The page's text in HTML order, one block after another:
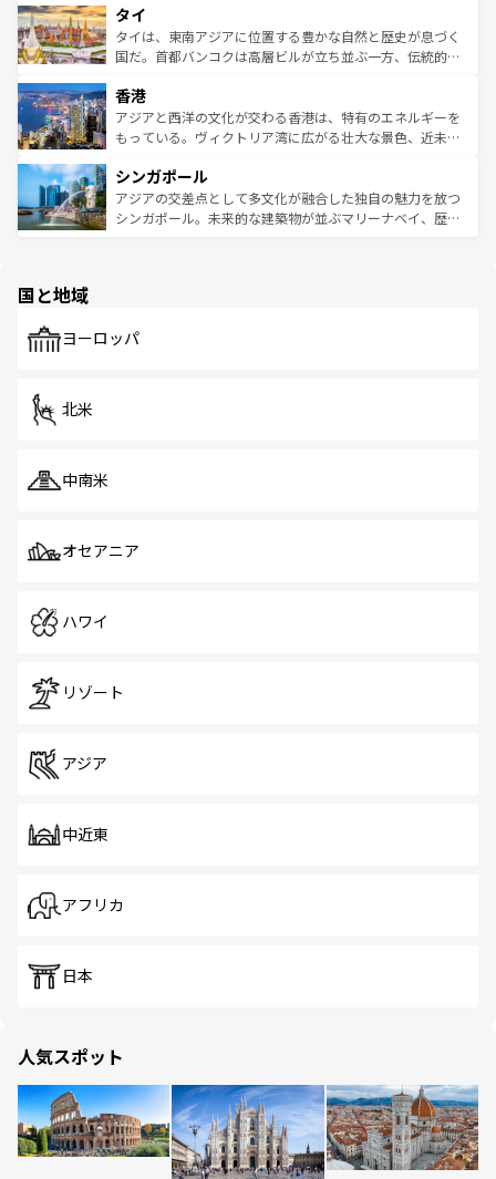
リティに包まれながら、韓国の多彩な魅力を心ゆくまで味
わってみてほしい。 なお、新着の韓国情報はコンテンツ一
覧を参照してほしい。
急速な発展と共に伝統が息づく。ハノイの古い町並みやホ
ーチミン市のフランス統治時代の建物も、独特の雰囲気を
醸し出している。また、バラエティの豊かさとおいしさで
とつ。フォーやバインミー、ベトナムコーヒーなどは、ぜ
ひ現地で味わいたい。どの地域を訪れてもあたたかい人々
が旅行者を迎えてくれるので、きっと忘れられない旅にな
参照してほしい。
タイ
タイは、東南アジアに位置する豊かな自然と歴史が息づく
国だ。首都バンコクは高層ビルが立ち並ぶ一方、伝統的な
の活気が交差している。北部ではチェンマイなどの山岳地
帯で自然と触れ合い、南部ではプーケットやクラビの美し
いビーチでリゾート気分を楽しむことができる。タイ料理
激する。気候は一年中温暖で、どの季節にも異なる楽しみ
が待っている。親しみやすいタイの人々、仏教を中心とし
た文化、そして多様な観光資源が、訪れる旅人を魅了し続
香港
アジアと西洋の文化が交わる香港は、特有のエネルギーを
もっている。ヴィクトリア湾に広がる壮大な景色、近未来
み、どこを訪れても感動するはず。観光スポットが密集し
ており、効率よく見どころを回れるのも魅力。息をのむよ
うな絶景から文化的な体験まで、香港を存分に楽しみ尽く
シンガポール
アジアの交差点として多文化が融合した独自の魅力を放つ
シンガポール。未来的な建築物が並ぶマリーナベイ、歴史
で、ホーカーズは地元の風情を楽しめる外せないスポット
国と地域
ヨーロッパ
北米
中南米
オセアニア
ハワイ
リゾート
アジア
中近東
アフリカ
日本
人気スポット